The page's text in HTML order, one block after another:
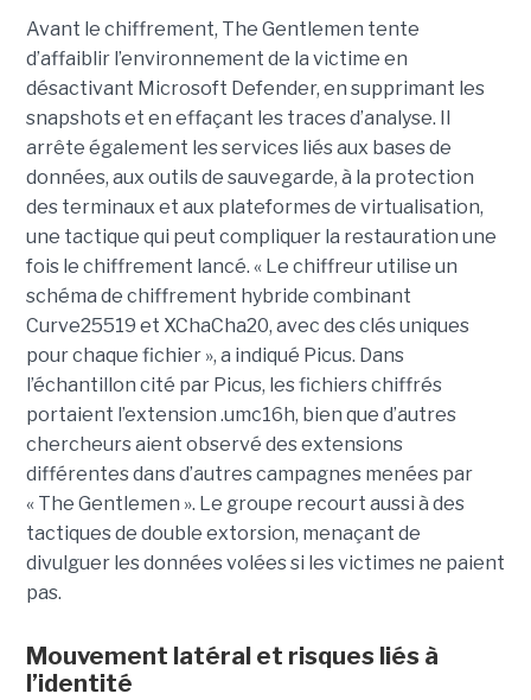
Avant le chiffrement, The Gentlemen tente
d’affaiblir l’environnement de la victime en
désactivant Microsoft Defender, en supprimant les
snapshots et en effaçant les traces d’analyse. Il
arrête également les services liés aux bases de
données, aux outils de sauvegarde, à la protection
des terminaux et aux plateformes de virtualisation,
une tactique qui peut compliquer la restauration une
fois le chiffrement lancé. « Le chiffreur utilise un
schéma de chiffrement hybride combinant
Curve25519 et XChaCha20, avec des clés uniques
pour chaque fichier », a indiqué Picus. Dans
l’échantillon cité par Picus, les fichiers chiffrés
portaient l’extension .umc16h, bien que d’autres
chercheurs aient observé des extensions
différentes dans d’autres campagnes menées par
« The Gentlemen ». Le groupe recourt aussi à des
tactiques de double extorsion, menaçant de
divulguer les données volées si les victimes ne paient
pas.
Mouvement latéral et risques liés à
l’identité